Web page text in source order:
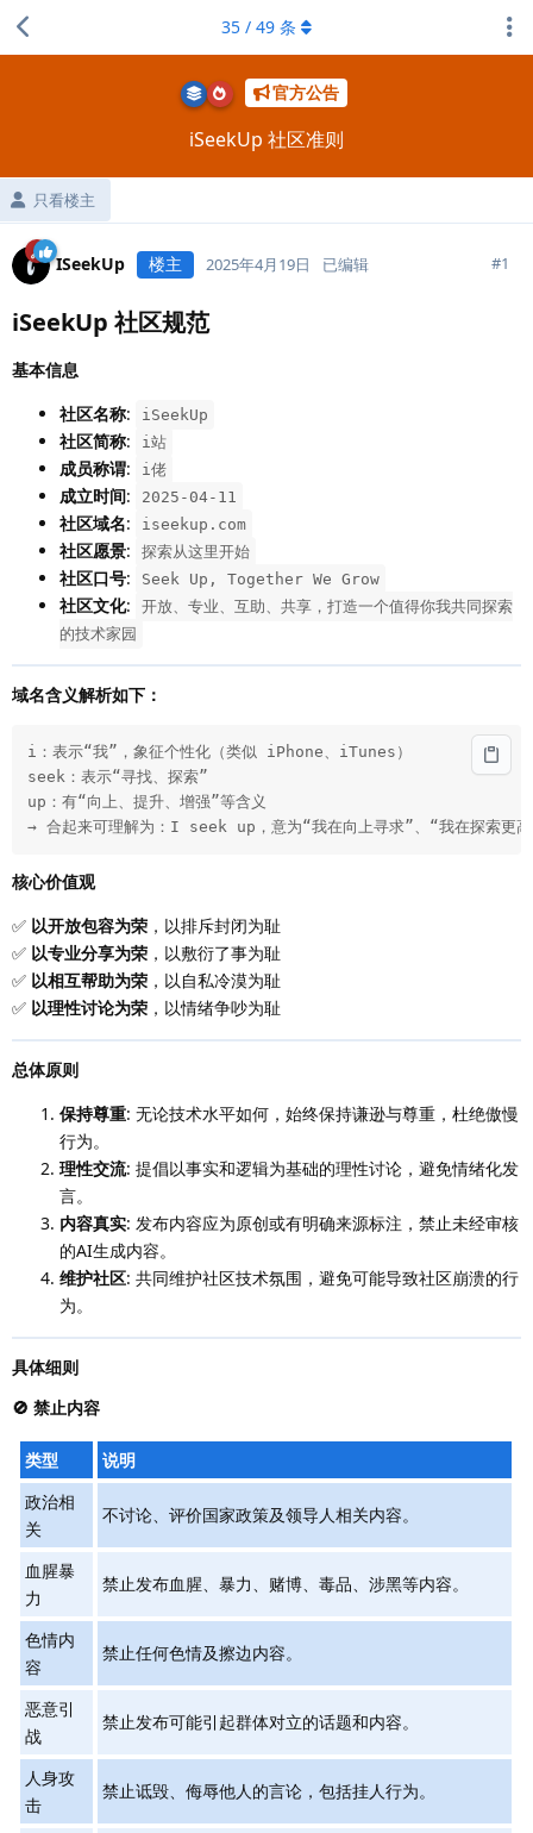
官方公告
iSeekUp 社区准则
只看楼主
35 / 49 条
ISeekUp 楼主 2025年4月19日 已编辑 #1
iSeekUp 社区规范
基本信息
社区名称: iSeekUp
社区简称: i站
成员称谓: i佬
成立时间: 2025-04-11
社区域名: iseekup.com
社区愿景: 探索从这里开始
社区口号: Seek Up, Together We Grow
社区文化:
开放、专业、互助、共享，打造一个值得你我共同探索
的技术家园
域名含义解析如下：
i：表示“我”，象征个性化（类似 iPhone、iTunes）
seek：表示“寻找、探索”
up：有“向上、提升、增强”等含义
→ 合起来可理解为：I seek up，意为“我在向上寻求”、“我在探索更高
核心价值观
✅ 以开放包容为荣 ，以排斥封闭为耻
✅ 以专业分享为荣 ，以敷衍了事为耻
✅ 以相互帮助为荣 ，以自私冷漠为耻
✅ 以理性讨论为荣 ，以情绪争吵为耻
总体原则
保持尊重: 无论技术水平如何，始终保持谦逊与尊重，杜绝傲慢
行为。
理性交流: 提倡以事实和逻辑为基础的理性讨论，避免情绪化发
言。
内容真实: 发布内容应为原创或有明确来源标注，禁止未经审核
的AI生成内容。
维护社区: 共同维护社区技术氛围，避免可能导致社区崩溃的行
为。
具体细则
🚫 禁止内容
类型
说明
政治相
关
不讨论、评价国家政策及领导人相关内容。
血腥暴
力
禁止发布血腥、暴力、赌博、毒品、涉黑等内容。
色情内
容
禁止任何色情及擦边内容。
恶意引
战
禁止发布可能引起群体对立的话题和内容。
人身攻
击
禁止诋毁、侮辱他人的言论，包括挂人行为。